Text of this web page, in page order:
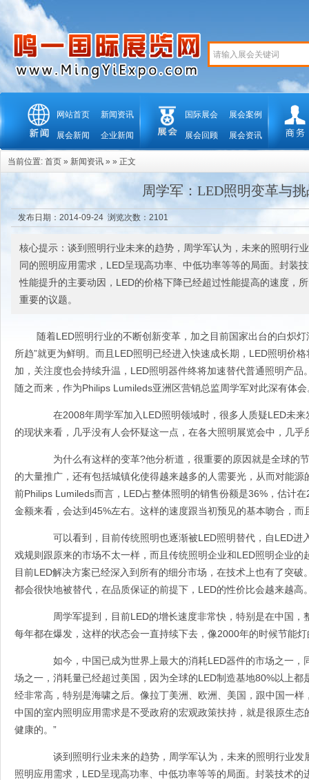
网站首页 新闻资讯
展会新闻 企业新闻
国际展会 展会案例
展会回顾 展会资讯
当前位置: 首页 » 新闻资讯 » » 正文
周学军：LED照明变革与
发布日期：2014-09-24 浏览次数： 2101
核心提示：谈到照明行业未来的趋势，周学军认为，未来的照明行
同的照明应用需求，LED呈现高功率、中低功率等等的局面。封装
性能提升的主要动因，LED的价格下降已经超过性能提高的速度，
重要的议题。
随着LED照明行业的不断创新变革，加之目前国家出台的白炽灯
所趋”就更为鲜明。而且LED照明已经进入快速成长期，LED照明价
加，关注度也会持续升温，LED照明器件终将加速替代普通照明产品
随之而来，作为Philips Lumileds亚洲区营销总监周学军对此深有体会
在2008年周学军加入LED照明领域时，很多人质疑LED未来
的现状来看，几乎没有人会怀疑这一点，在各大照明展览会中，几乎
为什么有这样的变革?他分析道，很重要的原因就是全球的
的大量推广，还有包括城镇化使得越来越多的人需要光，从而对能源
前Philips Lumileds而言，LED占整体照明的销售份额是36%，估计
金额来看，会达到45%左右。这样的速度跟当初预见的基本吻合，而
可以看到，目前传统照明也逐渐被LED照明替代，自LED进
戏规则跟原来的市场不太一样，而且传统照明企业和LED照明企业的
目前LED解决方案已经深入到所有的细分市场，在技术上也有了突
都会很快地被替代，在品质保证的前提下，LED的性价比会越来越高
周学军提到，目前LED的增长速度非常快，特别是在中国，
每年都在爆发，这样的状态会一直持续下去，像2000年的时候节能灯
如今，中国已成为世界上最大的消耗LED器件的市场之一，
场之一，消耗量已经超过美国，因为全球的LED制造基地80%以上都
经非常高，特别是海啸之后。像拉丁美洲、欧洲、美国，跟中国一
中国的室内照明应用需求是不受政府的宏观政策扶持，就是很原生
健康的。”
谈到照明行业未来的趋势，周学军认为，未来的照明行业发
照明应用需求，LED呈现高功率、中低功率等等的局面。封装技术的